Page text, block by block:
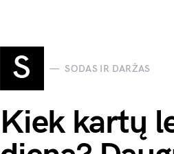
S SODAS IR DARŽAS
Kiek kartų